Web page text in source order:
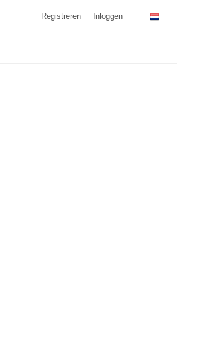
Registreren Inloggen